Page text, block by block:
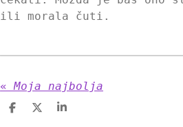
ili morala čuti.
« Moja najbolja
S
S
S